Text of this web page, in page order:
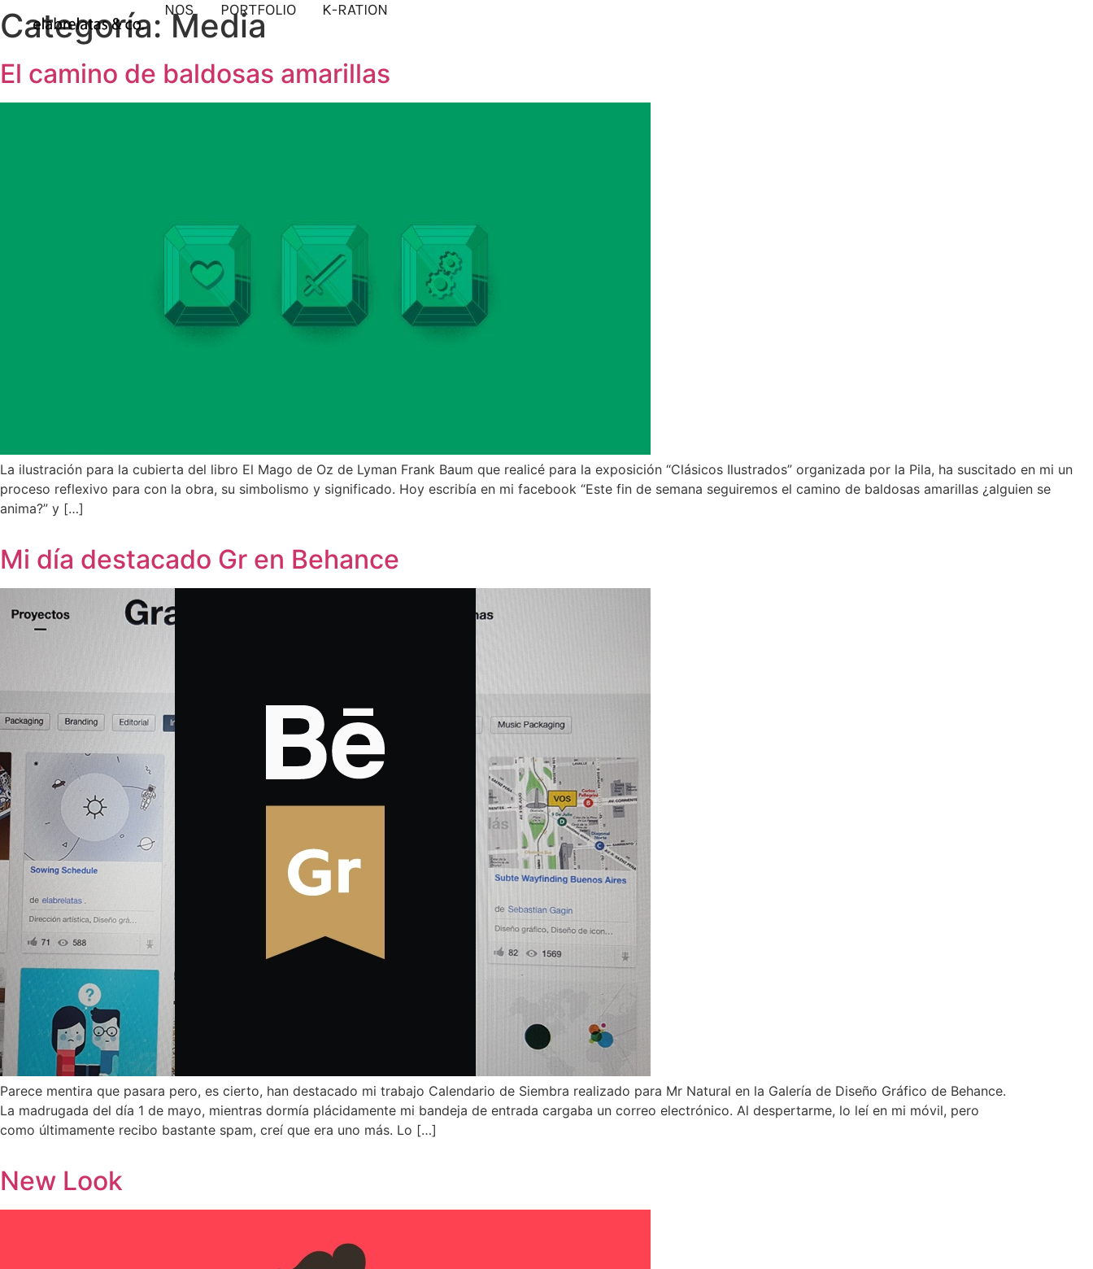
NOS PORTFOLIO K-RATION
Categoría:Media
El camino de baldosas amarillas
La ilustración para la cubierta del libro El Mago de Oz de Lyman Frank Baum que realicé para la exposición “Clásicos Ilustrados” organizada por la Pila, ha suscitado en mi un
proceso reflexivo para con la obra, su simbolismo y significado. Hoy escribía en mi facebook “Este fin de semana seguiremos el camino de baldosas amarillas ¿alguien se
anima?” y […]
Mi día destacado Gr en Behance
Parece mentira que pasara pero, es cierto, han destacado mi trabajo Calendario de Siembra realizado para Mr Natural en la Galería de Diseño Gráfico de Behance.
La madrugada del día 1 de mayo, mientras dormía plácidamente mi bandeja de entrada cargaba un correo electrónico. Al despertarme, lo leí en mi móvil, pero
como últimamente recibo bastante spam, creí que era uno más. Lo […]
New Look